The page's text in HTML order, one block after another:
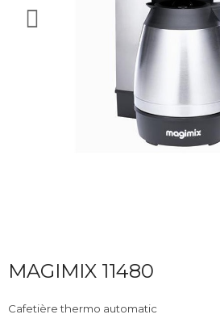
MAGIMIX 11480
Cafetière thermo automatic